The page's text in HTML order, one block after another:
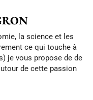
la science et les
ce qui touche à
je vous propose de de
de cette passion